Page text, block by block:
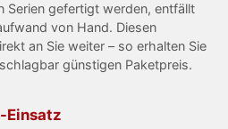
Serien gefertigt werden, entfällt
von Hand. Diesen
an Sie weiter – so erhalten Sie
günstigen Paketpreis.
Einsatz